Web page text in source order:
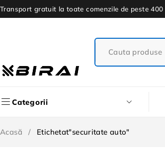
Transport gratuit la toate comenzile de peste 400
Categorii
Acasă / Etichetat"securitate auto"